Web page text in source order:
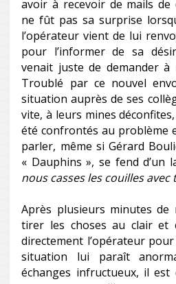
avoir à recevoir de mails de
ne fût pas sa surprise
l’opérateur vient de lui
pour l’informer de sa
venait juste de demander
Troublé par ce nouvel
situation auprès de ses
vite, à leurs mines
été confrontés au problème
parler, même si Gérard
« Dauphins », se fend d’un
nous casses les couilles avec
Après plusieurs minutes de
tirer les choses au clair et
directement l’opérateur
situation lui paraît
échanges infructueux, il